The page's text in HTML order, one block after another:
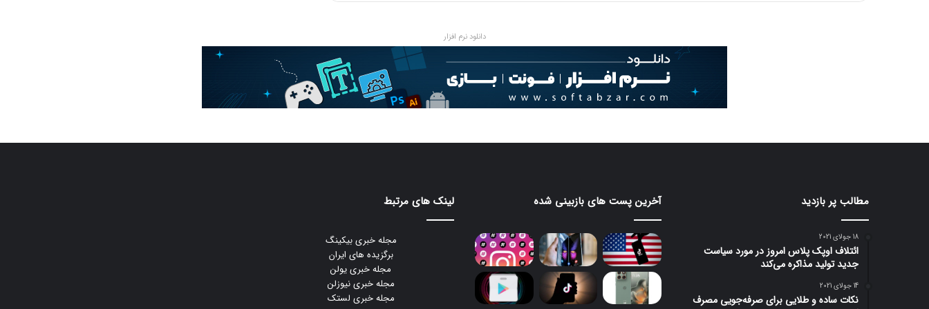
د
ن
دانلود نرم افزار
مطالب پر بازدید
18 جولای 2021
ائتلاف اوپک پلاس امروز در مورد سیاست
جدید تولید مذاکره می‌کند
14 جولای 2021
نکات ساده و طلایی برای صرفه‌جویی مصرف
آخرین پست های بازبینی شده لینک های مرتبط
مجله خبری بیکینگ
برگزیده های ایران
مجله خبری یولن
مجله خبری نیوزلن
مجله خبری لستک